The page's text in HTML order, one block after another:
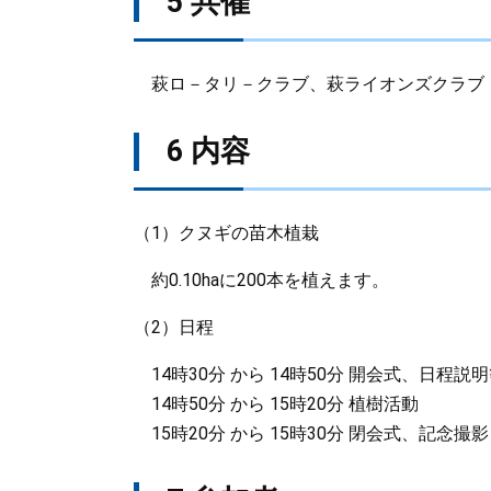
萩ロ－タリ－クラブ、萩ライオンズクラブ
6 内容
（1）クヌギの苗木植栽
約0.10haに200本を植えます。
（2）日程
14時30分 から 14時50分 開会式、日程説
14時50分 から 15時20分 植樹活動
15時20分 から 15時30分 閉会式、記念撮影